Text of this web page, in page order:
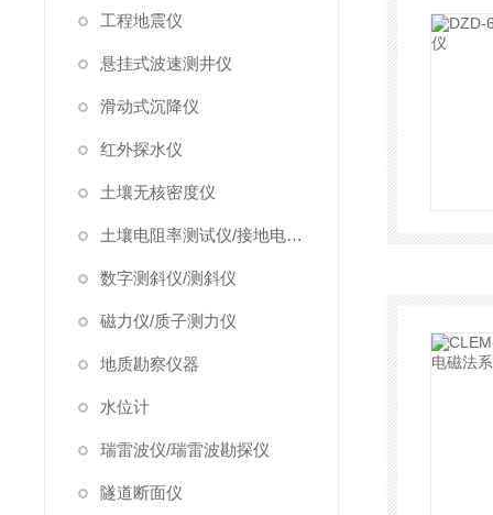
工程地震仪
悬挂式波速测井仪
滑动式沉降仪
红外探水仪
土壤无核密度仪
土壤电阻率测试仪/接地电阻测试仪
数字测斜仪/测斜仪
磁力仪/质子测力仪
地质勘察仪器
水位计
瑞雷波仪/瑞雷波勘探仪
隧道断面仪